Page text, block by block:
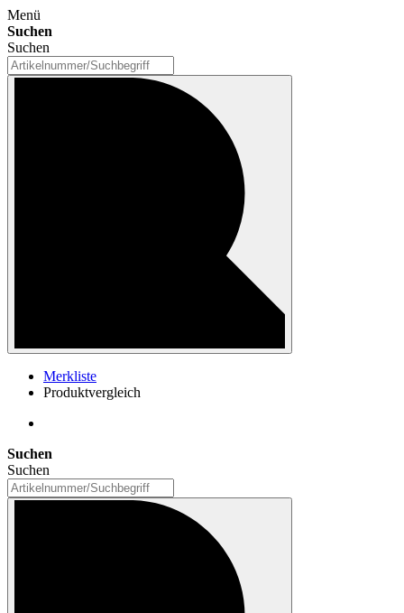
Menü
Suchen
Suchen
Merkliste
Produktvergleich
Suchen
Suchen